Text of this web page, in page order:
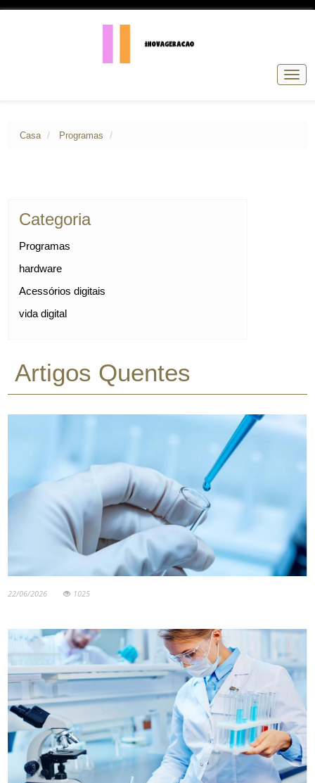
Casa Programas
Categoria
Programas
hardware
Acessórios digitais
vida digital
Artigos Quentes
22/06/2026 1025